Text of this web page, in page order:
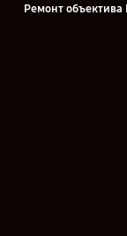
Ремонт объектива
Ремонт
Ремонт